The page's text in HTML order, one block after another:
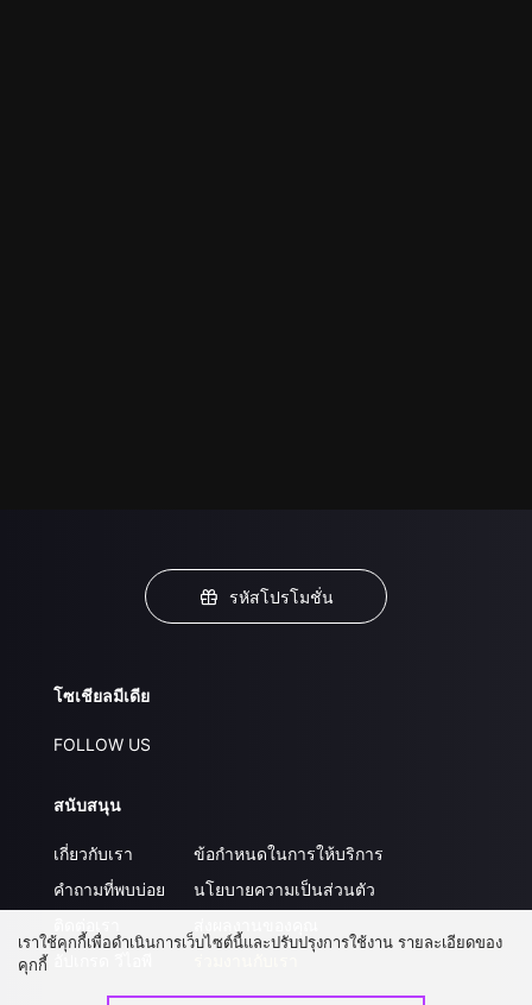
รหัสโปรโมชั่น
โซเชียลมีเดีย
FOLLOW US
สนับสนุน
เกี่ยวกับเรา
คำถามที่พบบ่อย
ข้อกำหนดในการให้บริการ
นโยบายความเป็นส่วนตัว
เราใช้คุกกี้เพื่อดำเนินการเว็บไซต์นี้และปรับปรุงการใช้งาน รายละเอียดของ
คุกกี้